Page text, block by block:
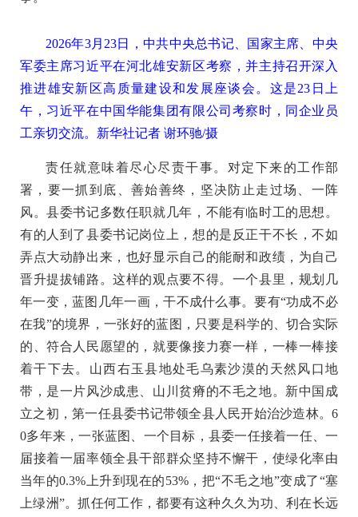
2026年3月23日，中共中央总书记、国家主席、中央
军委主席习近平在河北雄安新区考察，并主持召开深入
推进雄安新区高质量建设和发展座谈会。这是23日上
午，习近平在中国华能集团有限公司考察时，同企业员
工亲切交流。新华社记者 谢环驰/摄
责任就意味着尽心尽责干事。对定下来的工作部
署，要一抓到底、善始善终，坚决防止走过场、一阵
风。县委书记多数任职就几年，不能有临时工的思想。
有的人到了县委书记岗位上，想的是反正干不长，不如
弄点大动静出来，也好显示自己的能耐和政绩，为自己
晋升提拔铺路。这样的观点要不得。一个县里，规划几
年一变，蓝图几年一画，干不成什么事。要有“功成不必
在我”的境界，一张好的蓝图，只要是科学的、切合实际
的、符合人民愿望的，就要像接力赛一样，一棒一棒接
着干下去。山西右玉县地处毛乌素沙漠的天然风口地
带，是一片风沙成患、山川贫瘠的不毛之地。新中国成
立之初，第一任县委书记带领全县人民开始治沙造林。6
0多年来，一张蓝图、一个目标，县委一任接着一任、一
届接着一届率领全县干部群众坚持不懈干，使绿化率由
当年的0.3%上升到现在的53%，把“不毛之地”变成了“塞
上绿洲”。抓任何工作，都要有这种久久为功、利在长远